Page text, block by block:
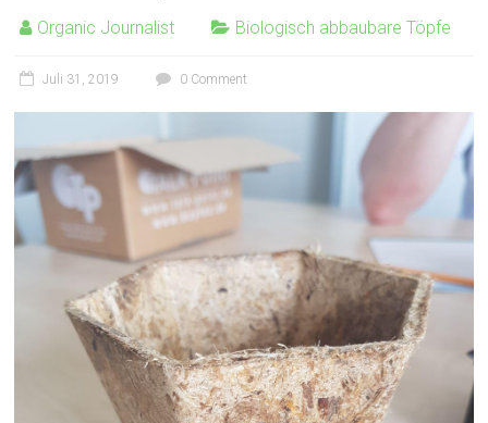
Organic Journalist Biologisch abbaubare Töpfe
Juli 31, 2019 0 Comment